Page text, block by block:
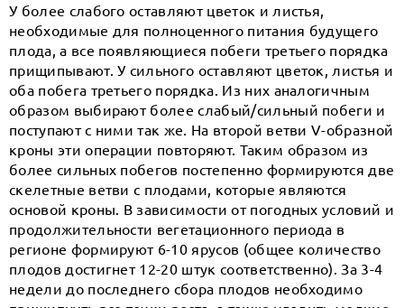
У более слабого оставляют цветок и листья,
необходимые для полноценного питания будущего
плода, а все появляющиеся побеги третьего порядка
прищипывают. У сильного оставляют цветок, листья и
оба побега третьего порядка. Из них аналогичным
образом выбирают более слабый/сильный побеги и
поступают с ними так же. На второй ветви V-образной
кроны эти операции повторяют. Таким образом из
более сильных побегов постепенно формируются две
скелетные ветви с плодами, которые являются
основой кроны. В зависимости от погодных условий и
продолжительности вегетационного периода в
регионе формируют 6-10 ярусов (общее количество
плодов достигнет 12-20 штук соответственно). За 3-4
недели до последнего сбора плодов необходимо